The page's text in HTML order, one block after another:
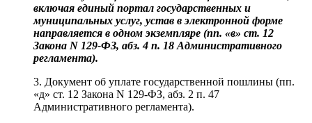
включая единый портал государственных и
муниципальных услуг, устав в электронной форме
направляется в одном экземпляре (пп. «в» ст. 12
Закона N 129-ФЗ, абз. 4 п. 18 Административного
регламента).
3. Документ об уплате государственной пошлины (пп.
«д» ст. 12 Закона N 129-ФЗ, абз. 2 п. 47
Административного регламента).